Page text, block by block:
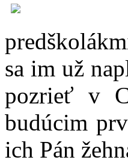
sa im už
pozrieť v
budúcim
ich Pán